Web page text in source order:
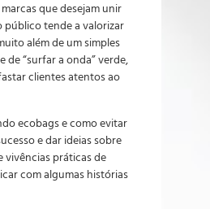
que desejam unir
público tende a valorizar
além de um simples
“surfar a onda” verde,
clientes atentos ao
ecobags e como evitar
e dar ideias sobre
vivências práticas de
com algumas histórias